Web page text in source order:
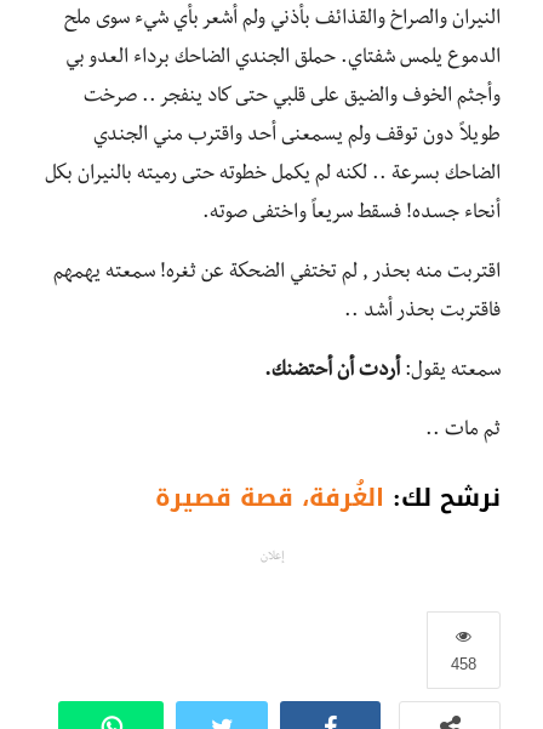
النيران والصراخ والقذائف بأذني ولم أشعر بأي شيء سوى ملح
الدموع يلمس شفتاي. حملق الجندي الضاحك برداء العدو بي
وأجثم الخوف والضيق على قلبي حتى كاد ينفجر .. صرخت
طويلاً دون توقف ولم يسمعنى أحد واقترب مني الجندي
الضاحك بسرعة .. لكنه لم يكمل خطوته حتى رميته بالنيران بكل
أنحاء جسده! فسقط سريعاً واختفى صوته.
اقتربت منه بحذر , لم تختفي الضحكة عن ثغره! سمعته يهمهم
فاقتربت بحذر أشد ..
سمعته يقول: أردت أن أحتضنك.
ثم مات ..
نرشح لك: الغُرفة، قصة قصيرة
إعلان
458